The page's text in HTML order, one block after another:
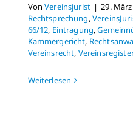
VonVereinsjurist | 29.
Rechtsprechung,
66/12, Eintragung,
Kammergericht,
Vereinsrecht, Vereinsregister
Weiterlesen